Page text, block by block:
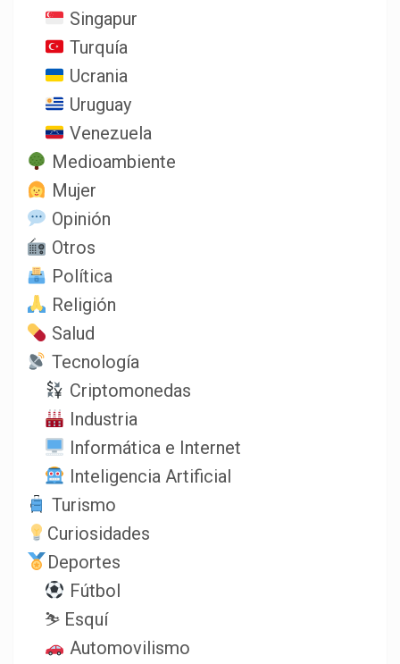
Singapur
Turquía
Ucrania
Uruguay
Venezuela
Medioambiente
Mujer
Opinión
Otros
Política
Religión
Salud
Tecnología
Criptomonedas
Industria
Informática e Internet
Inteligencia Artificial
Turismo
Curiosidades
Deportes
Fútbol
⛷️ Esquí
Automovilismo